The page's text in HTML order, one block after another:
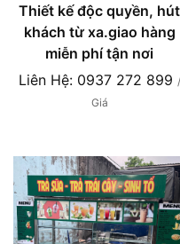
Thiết kế độc quyền, hút
khách từ xa.giao hàng
miễn phí tận nơi
Liên Hệ: 0937 272 899 /
Giá